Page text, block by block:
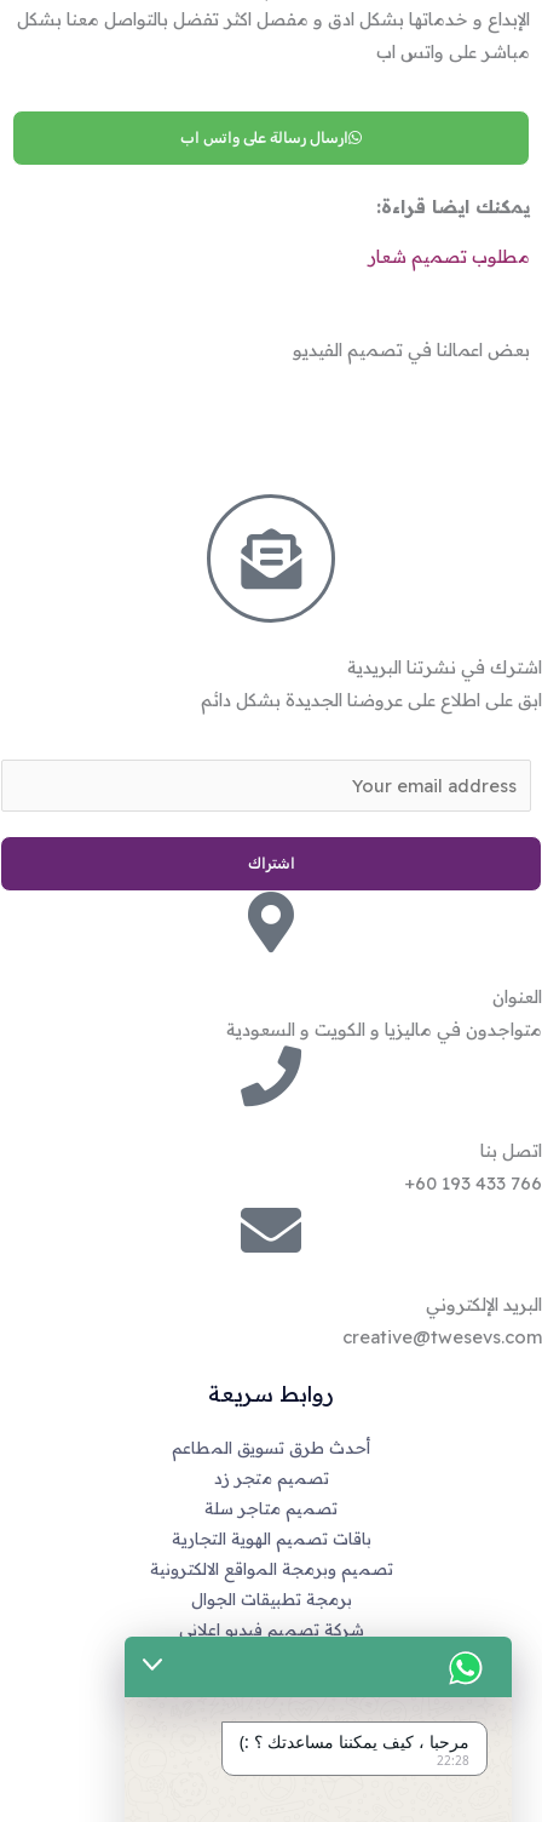
الإبداع و خدماتها بشكل ادق و مفصل اكثر تفضل بالتواصل معنا بشكل
مباشر على واتس اب
ارسال رسالة على واتس اب
يمكنك ايضا قراءة:
مطلوب تصميم شعار
بعض اعمالنا في تصميم الفيديو
اشترك في نشرتنا البريدية
ابق على اطلاع على عروضنا الجديدة بشكل دائم
m
a
اشتراك
العنوان
متواجدون في ماليزيا و الكويت و السعودية
اتصل بنا
766 433 193 60+
البريد الإلكتروني
creative@twesevs.com
روابط سريعة
أحدث طرق تسويق المطاعم
تصميم متجر زد
تصميم متاجر سلة
باقات تصميم الهوية التجارية
تصميم وبرمجة المواقع الالكترونية
برمجة تطبيقات الجوال
شركة تصميم فيديو اعلاني
التسويق الالكتروني
تصميم متاجر زد و متاجر سله
مرحبا ، كيف يمكننا مساعدتك ؟ :)
22:28